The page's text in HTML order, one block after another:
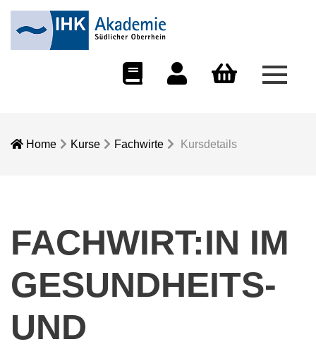
Menü
Home Kurse Fachwirte Kursdetails
FACHWIRT:IN IM
GESUNDHEITS-
UND